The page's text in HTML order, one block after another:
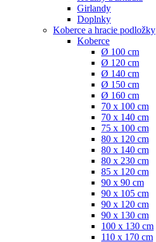
Girlandy
Doplnky
Koberce a hracie podložky
Koberce
Ø 100 cm
Ø 120 cm
Ø 140 cm
Ø 150 cm
Ø 160 cm
70 x 100 cm
70 x 140 cm
75 x 100 cm
80 x 120 cm
80 x 140 cm
80 x 230 cm
85 x 120 cm
90 x 90 cm
90 x 105 cm
90 x 120 cm
90 x 130 cm
100 x 130 cm
110 x 170 cm